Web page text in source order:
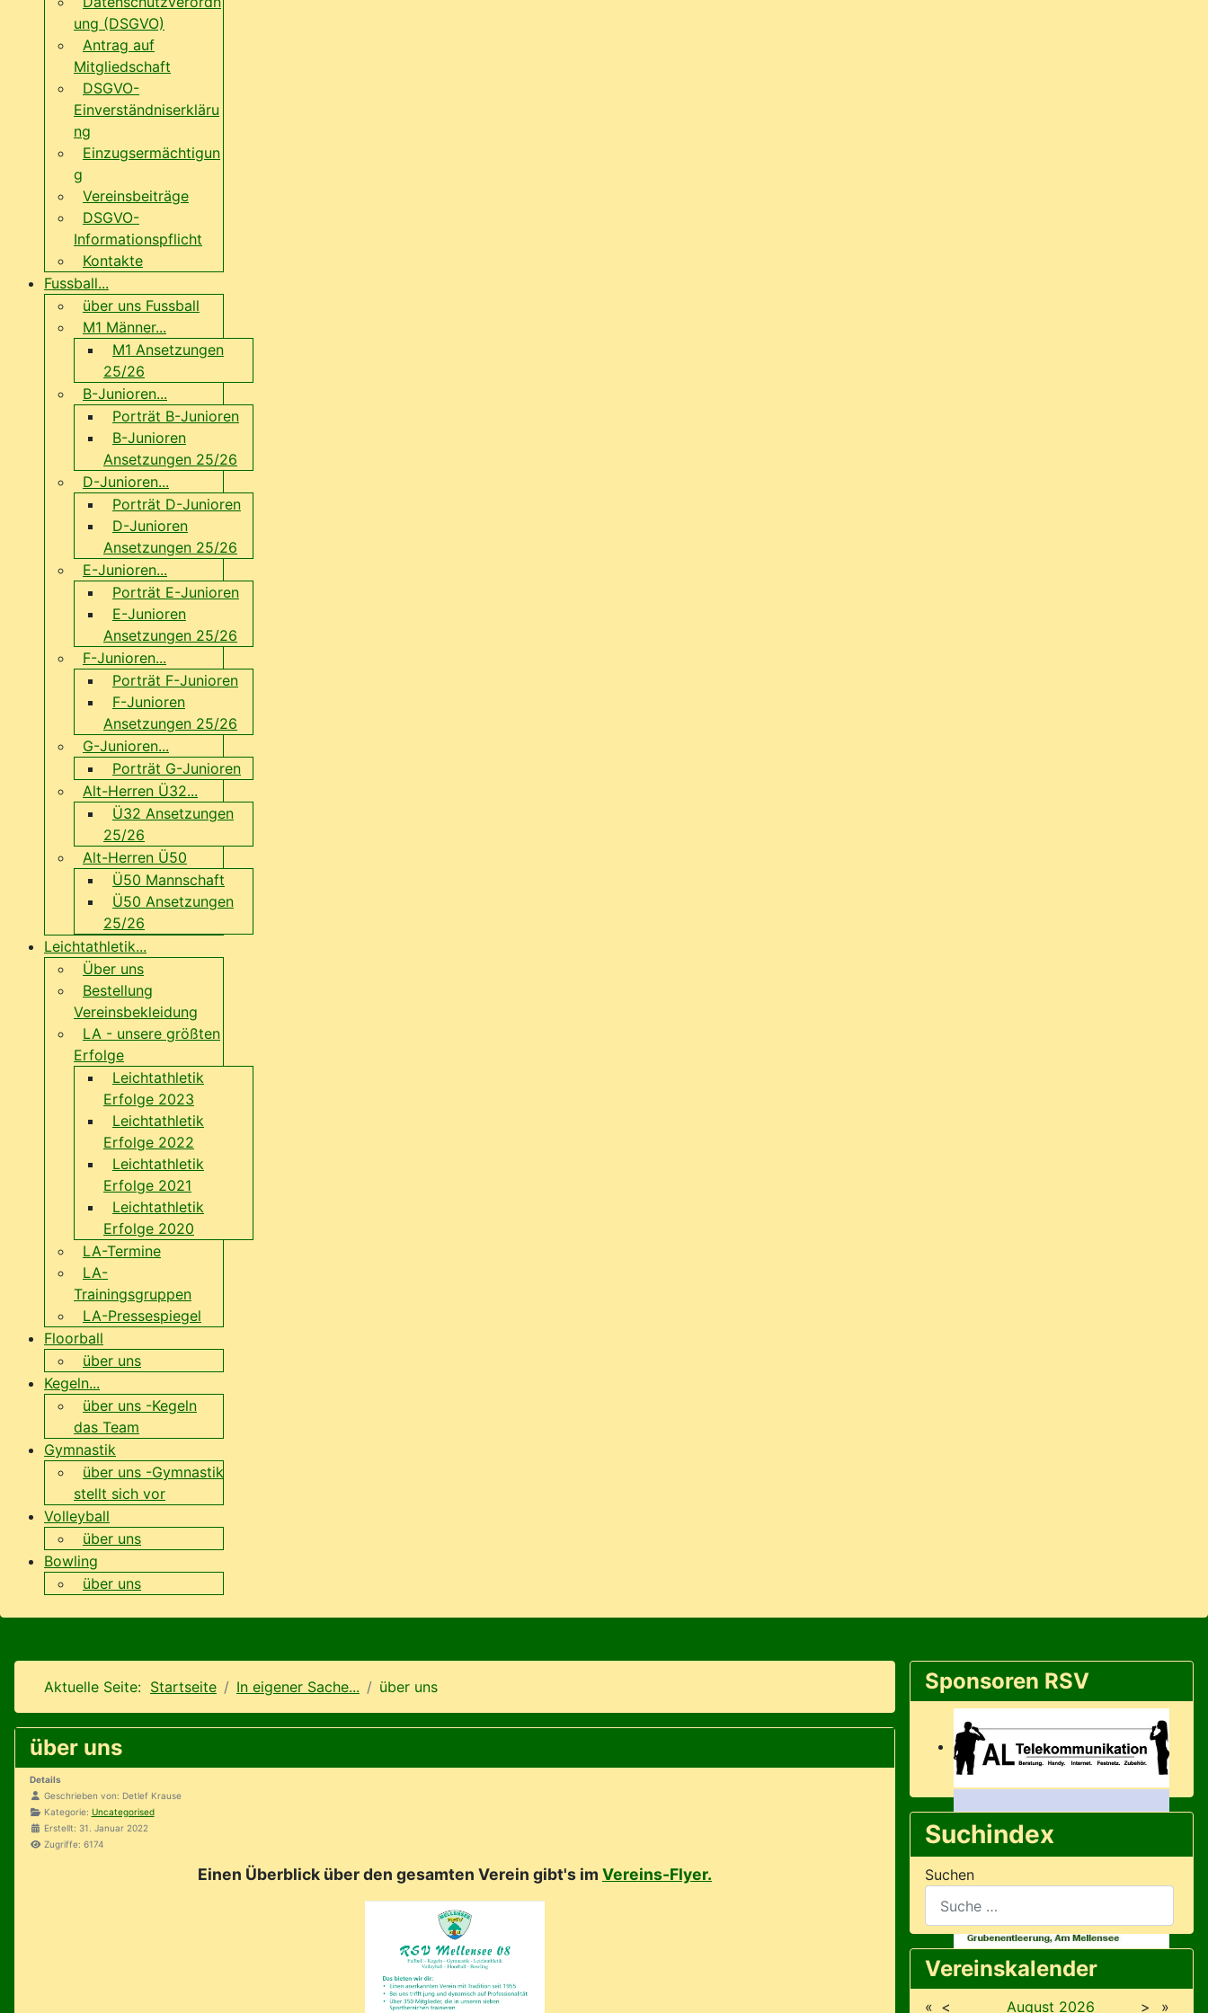
ung (DSGVO)
Antrag auf
Mitgliedschaft
DSGVO-
Einverständniserkläru
ng
Einzugsermächtigun
g
Vereinsbeiträge
DSGVO-
Informationspflicht
Kontakte
Fussball...
über uns Fussball
M1 Männer...
M1 Ansetzungen
25/26
B-Junioren...
Porträt B-Junioren
B-Junioren
Ansetzungen 25/26
D-Junioren...
Porträt D-Junioren
D-Junioren
Ansetzungen 25/26
E-Junioren...
Porträt E-Junioren
E-Junioren
Ansetzungen 25/26
F-Junioren...
Porträt F-Junioren
F-Junioren
Ansetzungen 25/26
G-Junioren...
Porträt G-Junioren
Alt-Herren Ü32...
Ü32 Ansetzungen
25/26
Alt-Herren Ü50
Ü50 Mannschaft
Ü50 Ansetzungen
25/26
Leichtathletik...
Über uns
Bestellung
Vereinsbekleidung
LA - unsere größten
Erfolge
Leichtathletik
Erfolge 2023
Leichtathletik
Erfolge 2022
Leichtathletik
Erfolge 2021
Leichtathletik
Erfolge 2020
LA-Termine
LA-
Trainingsgruppen
LA-Pressespiegel
Floorball
über uns
Kegeln...
über uns -Kegeln
das Team
Gymnastik
über uns -Gymnastik
stellt sich vor
Volleyball
über uns
Bowling
über uns
Aktuelle Seite: Startseite In eigener Sache... über uns
über uns
Details
Geschrieben von: Detlef Krause
Kategorie: Uncategorised
Erstellt: 31. Januar 2022
Zugriffe: 6174
Einen Überblick über den gesamten Verein gibt's im Vereins-Flyer.
Sponsoren RSV
Suchindex
Suchen
Vereinskalender
« < August 2026 >
»